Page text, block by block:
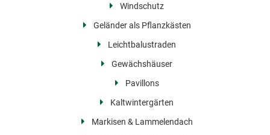
Windschutz
Geländer als Pflanzkästen
Leichtbalustraden
Gewächshäuser
Pavillons
Kaltwintergärten
Markisen & Lammelendach